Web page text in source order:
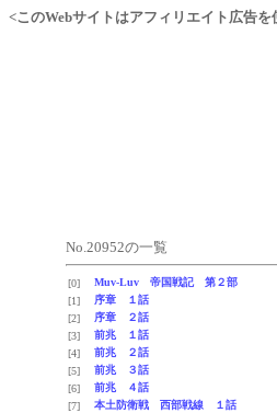
<このWebサイトはアフィリエイト広告を
No.20952の一覧
[0] Muv-Luv 帝国戦記 第２部
[1]
序章 １話
[2]
序章 ２話
[3]
前兆 １話
[4]
前兆 ２話
[5]
前兆 ３話
[6]
前兆 ４話
[7]
本土防衛戦 西部戦線 １話